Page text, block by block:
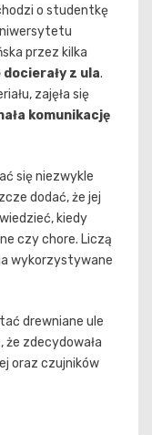
o studentkę
przez kilka
z ula.
zajęła się
komunikację
się niezwykle
dodać, że jej
kiedy
czy chore. Liczą
wykorzystywane
drewniane ule
że zdecydowała
oraz czujników